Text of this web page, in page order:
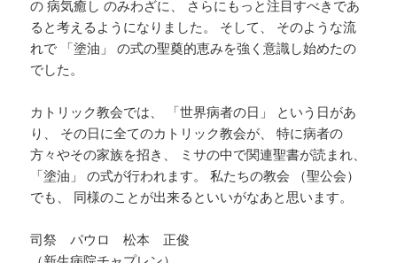
の 病気癒し のみわざに、 さらにもっと注目すべきであ
ると考えるようになりました。 そして、 そのような流
れで 「塗油」 の式の聖奠的恵みを強く意識し始めたの
でした。
カトリック教会では、 「世界病者の日」 という日があ
り、 その日に全てのカトリック教会が、 特に病者の
方々やその家族を招き、 ミサの中で関連聖書が読まれ、
「塗油」 の式が行われます。 私たちの教会 （聖公会）
でも、 同様のことが出来るといいがなあと思います。
司祭 パウロ 松本 正俊